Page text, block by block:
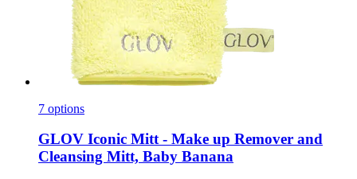
7 options
GLOV Iconic Mitt -​ Make up Remover and
Cleansing Mitt, Baby Banana